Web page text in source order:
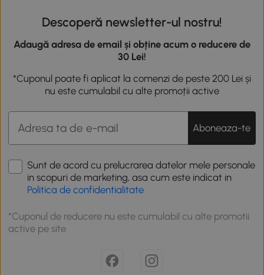
Descoperă newsletter-ul nostru!
Adaugă adresa de email și obține acum o reducere de
30 Lei!
*Cuponul poate fi aplicat la comenzi de peste 200 Lei și
nu este cumulabil cu alte promoții active
Aboneaza-te
Sunt de acord cu prelucrarea datelor mele personale
in scopuri de marketing, asa cum este indicat in
Politica de confidentialitate
*Cuponul de reducere nu este cumulabil cu alte promotii
active pe site